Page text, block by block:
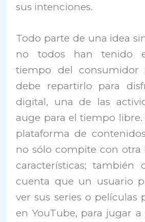
sus intenciones.
Todo parte de una idea
no todos han tenido
tiempo del consumidor
debe repartirlo para
digital, una de las
auge para el tiempo
plataforma de
no sólo compite con otra
características; también
cuenta que un usuario
ver sus series o películas
en YouTube, para jugar